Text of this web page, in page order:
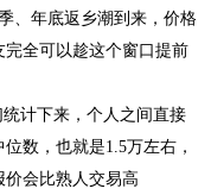
、年底返乡潮到来，价格
全可以趁这个窗口提前
计下来，个人之间直接
数，也就是1.5万左右，
会比熟人交易高